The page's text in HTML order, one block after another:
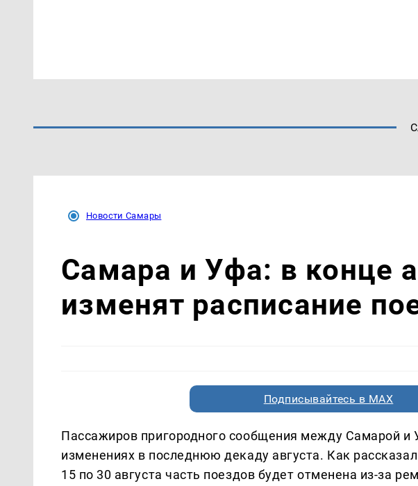
Новости Самары
Самара и Уфа: в конце
изменят расписание
Подписывайтесь в MAX
Пассажиров пригородного сообщения между Самарой и
изменениях в последнюю декаду августа. Как
15 по 30 августа часть поездов будет отменена из-за